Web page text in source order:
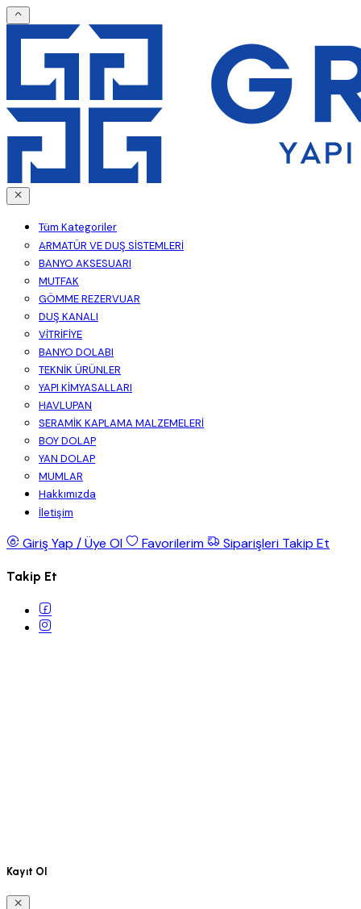
Tüm Kategoriler
ARMATÜR VE DUŞ SİSTEMLERİ
BANYO AKSESUARI
MUTFAK
GÖMME REZERVUAR
DUŞ KANALI
VİTRİFİYE
BANYO DOLABI
TEKNİK ÜRÜNLER
YAPI KİMYASALLARI
HAVLUPAN
SERAMİK KAPLAMA MALZEMELERİ
BOY DOLAP
YAN DOLAP
MUMLAR
Hakkımızda
İletişim
Giriş Yap / Üye Ol Favorilerim Siparişleri Takip Et
Takip Et
Kayıt Ol